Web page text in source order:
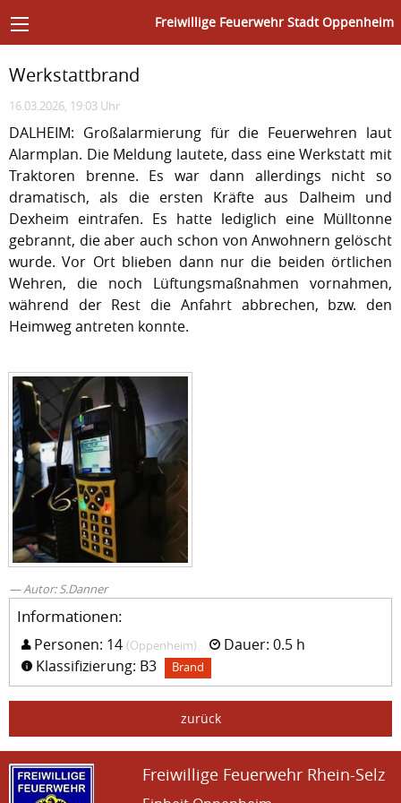
Freiwillige Feuerwehr Stadt Oppenheim
Werkstattbrand
16.03.2026, 19:03 Uhr
DALHEIM: Großalarmierung für die Feuerwehren laut
Alarmplan. Die Meldung lautete, dass eine Werkstatt mit
Traktoren brenne. Es war dann allerdings nicht so
dramatisch, als die ersten Kräfte aus Dalheim und
Dexheim eintrafen. Es hatte lediglich eine Mülltonne
gebrannt, die aber auch schon von Anwohnern gelöscht
wurde. Vor Ort blieben dann nur die beiden örtlichen
Wehren, die noch Lüftungsmaßnahmen vornahmen,
während der Rest die Anfahrt abbrechen, bzw. den
Heimweg antreten konnte.
Autor: S.Danner
Informationen:
Personen: 14 (Oppenheim)
Dauer: 0.5 h
Klassifizierung: B3
Brand
zurück
Freiwillige Feuerwehr Rhein-Selz